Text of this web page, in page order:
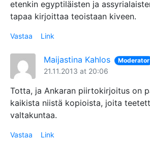
etenkin egyptiläisten ja
tapaa kirjoittaa teoistaan kiveen.
Vastaa Link
Maijastina Kahlos Moderator
21.11.2013 at 20:06
Totta, ja Ankaran piirtokirjoitus on
kaikista niistä kopioista, joita
valtakuntaa.
Vastaa Link